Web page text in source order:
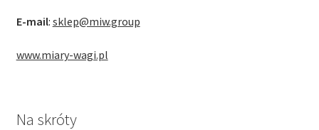
E-mail: sklep@miw.group
www.miary-wagi.pl
Na skróty